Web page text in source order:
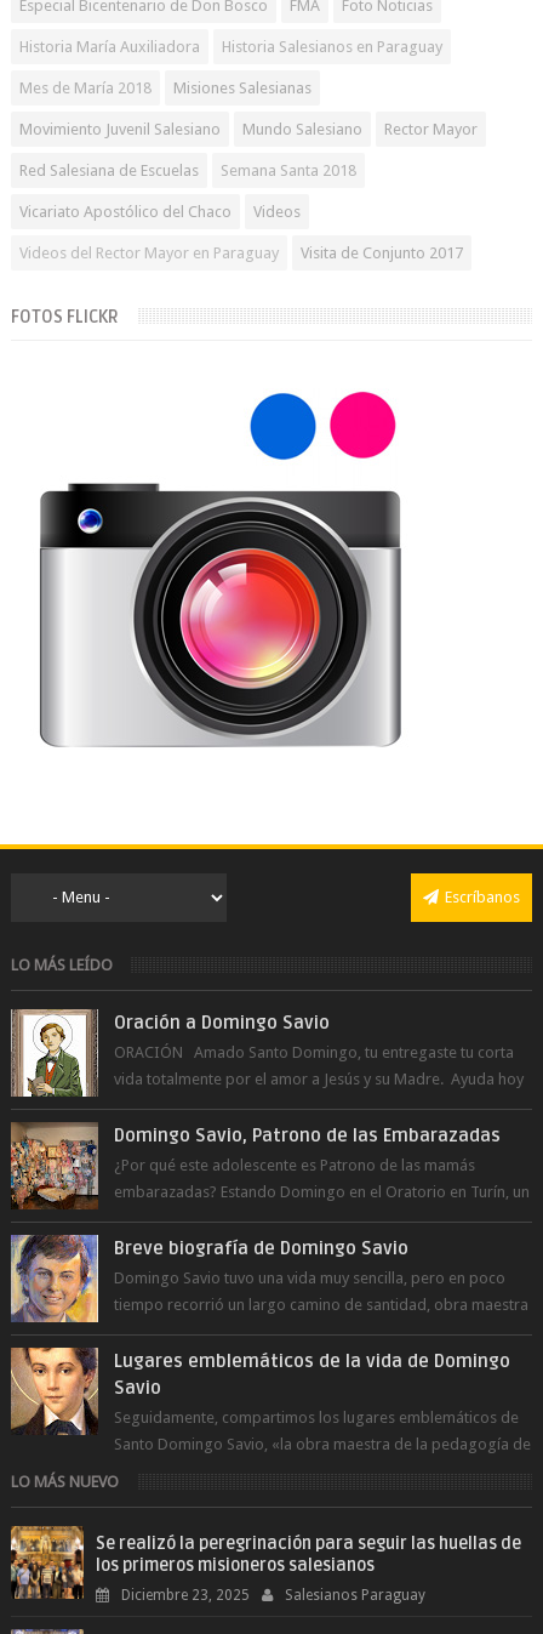
Especial Bicentenario de Don Bosco FMA Foto Noticias
Historia María Auxiliadora Historia Salesianos en Paraguay
Mes de María 2018 Misiones Salesianas
Movimiento Juvenil Salesiano Mundo Salesiano Rector Mayor
Red Salesiana de Escuelas Semana Santa 2018
Vicariato Apostólico del Chaco Videos
Videos del Rector Mayor en Paraguay Visita de Conjunto 2017
FOTOS FLICKR
Escríbanos
LO MÁS LEÍDO
Oración a Domingo Savio
ORACIÓN Amado Santo Domingo, tu entregaste tu corta
vida totalmente por el amor a Jesús y su Madre. Ayuda hoy
a la juventud para ...
Domingo Savio, Patrono de las Embarazadas
¿Por qué este adolescente es Patrono de las mamás
embarazadas? Estando Domingo en el Oratorio en Turín, un
día le pide a Don Bosco...
Breve biografía de Domingo Savio
Domingo Savio tuvo una vida muy sencilla, pero en poco
tiempo recorrió un largo camino de santidad, obra maestra
del Espíritu Santo y fr...
Lugares emblemáticos de la vida de Domingo
Savio
Seguidamente, compartimos los lugares emblemáticos de
Santo Domingo Savio, «la obra maestra de la pedagogía de
Don Bosco». San Giovann...
LO MÁS NUEVO
Se realizó la peregrinación para seguir las huellas de
los primeros misioneros salesianos
Diciembre 23, 2025 Salesianos Paraguay